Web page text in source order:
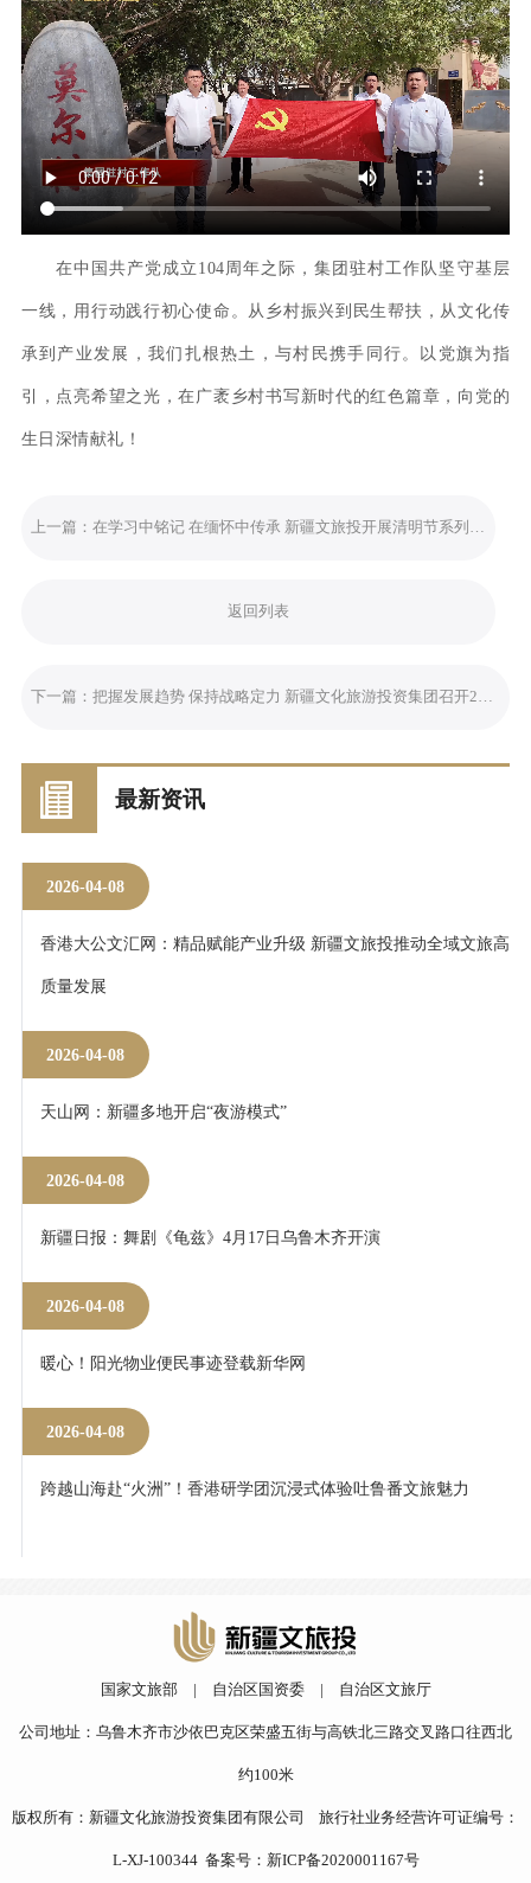
在中国共产党成立104周年之际，集团驻村工作队坚守基层
一线，用行动践行初心使命。从乡村振兴到民生帮扶，从文化传
承到产业发展，我们扎根热土，与村民携手同行。以党旗为指
引，点亮希望之光，在广袤乡村书写新时代的红色篇章，向党的
生日深情献礼！
上一篇：在学习中铭记 在缅怀中传承 新疆文旅投开展清明节系列活动
返回列表
下一篇：把握发展趋势 保持战略定力 新疆文化旅游投资集团召开2025年第一季度党建工作调度暨经济运行分析会
最新资讯
2026-04-08
香港大公文汇网：精品赋能产业升级 新疆文旅投推动全域文旅高
质量发展
2026-04-08
天山网：新疆多地开启“夜游模式”
2026-04-08
新疆日报：舞剧《龟兹》4月17日乌鲁木齐开演
2026-04-08
暖心！阳光物业便民事迹登载新华网
2026-04-08
跨越山海赴“火洲”！香港研学团沉浸式体验吐鲁番文旅魅力
国家文旅部 自治区国资委 自治区文旅厅
公司地址：乌鲁木齐市沙依巴克区荣盛五街与高铁北三路交叉路口往西北
约100米
版权所有：新疆文化旅游投资集团有限公司 旅行社业务经营许可证编号：
L-XJ-100344 备案号： 新ICP备2020001167号